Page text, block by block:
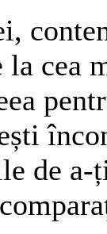
cea
de